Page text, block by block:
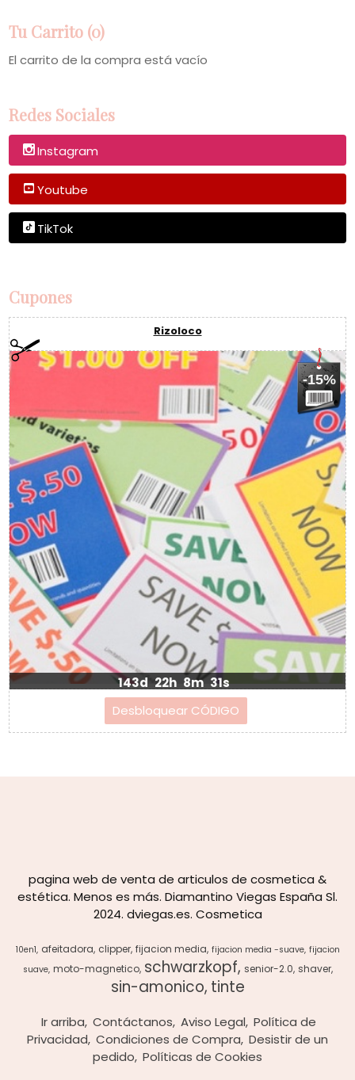
Tu Carrito (0)
El carrito de la compra está vacío
Redes Sociales
Instagram
Youtube
TikTok
Cupones
Rizoloco
-15%
143d 22h 8m 31s
pagina web de venta de articulos de cosmetica &
estética. Menos es más. Diamantino Viegas España Sl.
2024. dviegas.es. Cosmetica
10en1 afeitadora clipper fijacion media fijacion media -suave fijacion
suave moto-magnetico schwarzkopf senior-2.0 shaver
sin-amonico tinte
Ir arriba Contáctanos Aviso Legal Política de
Privacidad Condiciones de Compra Desistir de un
pedido Políticas de Cookies